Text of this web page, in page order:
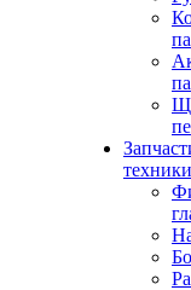
техники